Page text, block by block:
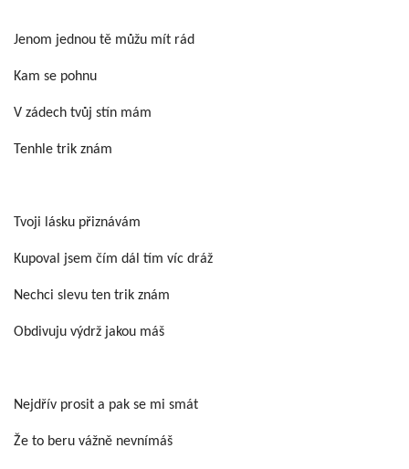
Jenom jednou tě můžu mít rád
Kam se pohnu
V zádech tvůj stín mám
Tenhle trik znám
Tvoji lásku přiznávám
Kupoval jsem čím dál tím víc dráž
Nechci slevu ten trik znám
Obdivuju výdrž jakou máš
Nejdřív prosit a pak se mi smát
Že to beru vážně nevnímáš